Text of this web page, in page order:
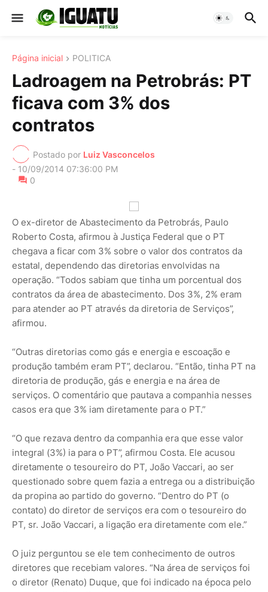
Página inicial POLITICA
Ladroagem na Petrobrás: PT
ficava com 3% dos
contratos
Postado por Luiz Vasconcelos
- 10/09/2014 07:36:00 PM
0
O ex-diretor de Abastecimento da Petrobrás, Paulo
Roberto Costa, afirmou à Justiça Federal que o PT
chegava a ficar com 3% sobre o valor dos contratos da
estatal, dependendo das diretorias envolvidas na
operação. “Todos sabiam que tinha um porcentual dos
contratos da área de abastecimento. Dos 3%, 2% eram
para atender ao PT através da diretoria de Serviços”,
afirmou.
“Outras diretorias como gás e energia e escoação e
produção também eram PT”, declarou. “Então, tinha PT na
diretoria de produção, gás e energia e na área de
serviços. O comentário que pautava a companhia nesses
casos era que 3% iam diretamente para o PT.”
“O que rezava dentro da companhia era que esse valor
integral (3%) ia para o PT”, afirmou Costa. Ele acusou
diretamente o tesoureiro do PT, João Vaccari, ao ser
questionado sobre quem fazia a entrega ou a distribuição
da propina ao partido do governo. “Dentro do PT (o
contato) do diretor de serviços era com o tesoureiro do
PT, sr. João Vaccari, a ligação era diretamente com ele.”
O juiz perguntou se ele tem conhecimento de outros
diretores que recebiam valores. “Na área de serviços foi
o diretor (Renato) Duque, que foi indicado na época pelo